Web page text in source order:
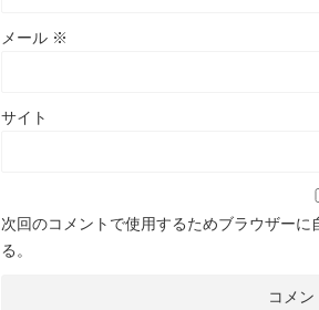
メール ※
サイト
次回のコメントで使用するためブラウザー
る。